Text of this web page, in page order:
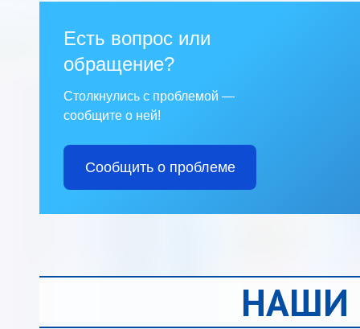
Есть вопрос или
обращение?
Столкнулись с проблемой —
сообщите о ней!
Сообщить о проблеме
НАШИ